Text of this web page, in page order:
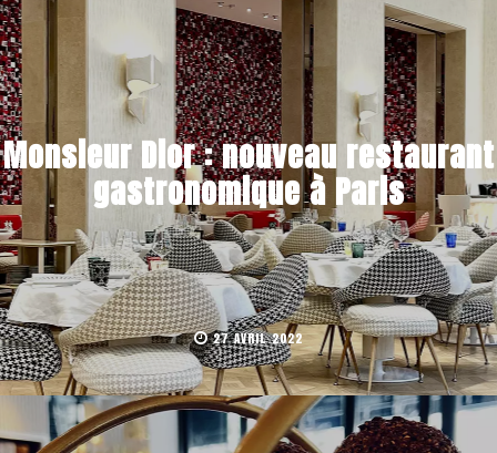
Monsieur Dior : nouveau restaurant
gastronomique à Paris
27 AVRIL 2022